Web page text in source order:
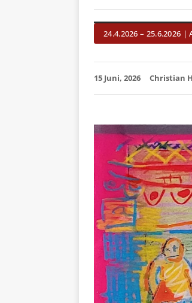
24.4.2026 – 25.6.2026 |
15 Juni, 2026 Christian